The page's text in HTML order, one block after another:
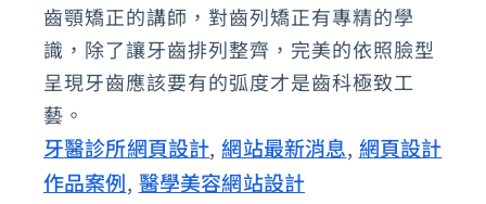
齒顎矯正的講師，對齒列矯正有專精的學
識，除了讓牙齒排列整齊，完美的依照臉型
呈現牙齒應該要有的弧度才是齒科極致工
藝。
牙醫診所網頁設計, 網站最新消息, 網頁設計
作品案例, 醫學美容網站設計
診
所：
打
造
人
氣